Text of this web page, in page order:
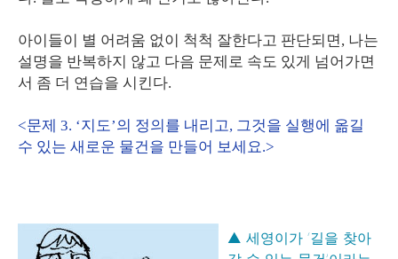
아이들이 별 어려움 없이 척척 잘한다고 판단되면, 나는
설명을 반복하지 않고 다음 문제로 속도 있게 넘어가면
서 좀 더 연습을 시킨다.
<문제 3. ‘지도’의 정의를 내리고, 그것을 실행에 옮길
수 있는 새로운 물건을 만들어 보세요.>
▲ 세영이가 ‘길을 찾아